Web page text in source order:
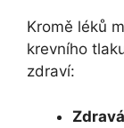
Kromě léků
krevního
zdraví: